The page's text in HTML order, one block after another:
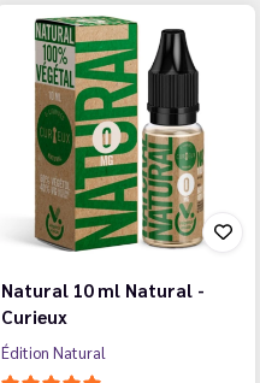
Natural 10 ml Natural -
Curieux
Édition Natural